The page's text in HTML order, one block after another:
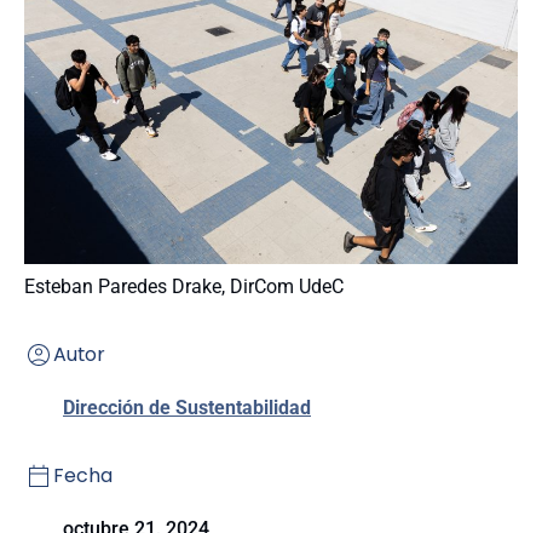
Esteban Paredes Drake, DirCom UdeC
Autor
Dirección de Sustentabilidad
Fecha